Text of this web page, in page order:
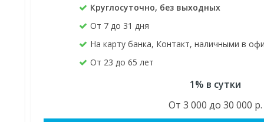
Круглосуточно, без выходных
От 7 до 31 дня
На карту банка, Контакт, наличными в
От 23 до 65 лет
1% в сутки
От 3 000 до 30 000 р.